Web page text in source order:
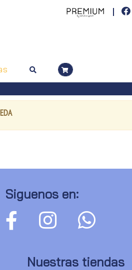
Siguenos en:
Nuestras tiendas